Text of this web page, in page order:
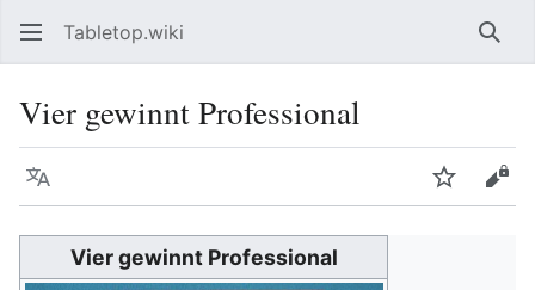
Tabletop.wiki
Vier gewinnt Professional
Sprache
Vier gewinnt Professional